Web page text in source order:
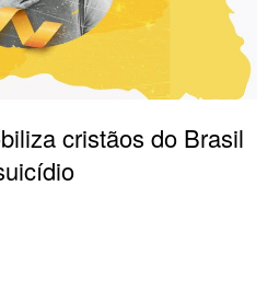
cristãos do Brasil